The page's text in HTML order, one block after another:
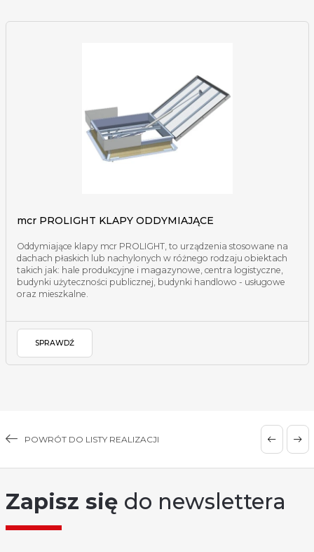
mcr PROLIGHT KLAPY ODDYMIAJĄCE
Oddymiające klapy mcr PROLIGHT, to urządzenia stosowane na
dachach płaskich lub nachylonych w różnego rodzaju obiektach
takich jak: hale produkcyjne i magazynowe, centra logistyczne,
budynki użyteczności publicznej, budynki handlowo - usługowe
oraz mieszkalne.
SPRAWDŹ
POWRÓT DO LISTY REALIZACJI
Zapisz się do newslettera